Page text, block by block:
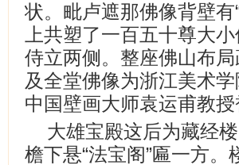
状。毗卢遮那佛像背壁有
上共塑了一百五十尊大
侍立两侧。整座佛山布
及全堂佛像为浙江美术
中国壁画大师袁运甫教
大雄宝殿这后为藏经
檐下悬“法宝阁”匾一方